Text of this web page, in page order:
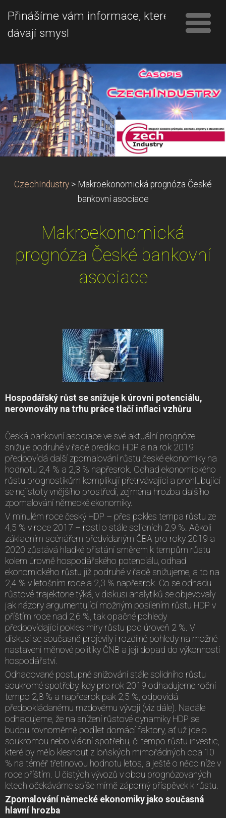
Přinášíme vám informace, které
dávají smysl
CzechIndustry > Makroekonomická prognóza České
bankovní asociace
Makroekonomická
prognóza České bankovní
asociace
Hospodářský růst se snižuje k úrovni potenciálu,
nerovnováhy na trhu práce tlačí inflaci vzhůru
Česká bankovní asociace ve své aktuální prognóze
snižuje podruhé v řadě predikci HDP a na rok 2019
předpovídá další zpomalování růstu české ekonomiky na
hodnotu 2,4 % a 2,3 % napřesrok. Odhad ekonomického
růstu prognostikům komplikují přetrvávající a prohlubující
se nejistoty vnějšího prostředí, zejména hrozba dalšího
zpomalování německé ekonomiky.
V minulém roce český HDP – přes pokles tempa růstu ze
4,5 % v roce 2017 – rostl o stále solidních 2,9 %. Ačkoli
základním scénářem předvídaným ČBA pro roky 2019 a
2020 zůstává hladké přistání směrem k tempům růstu
kolem úrovně hospodářského potenciálu, odhad
ekonomického růstu již podruhé v řadě snižujeme, a to na
2,4 % v letošním roce a 2,3 % napřesrok. Co se odhadu
růstové trajektorie týká, v diskusi analytiků se objevovaly
jak názory argumentující možným posílením růstu HDP v
příštím roce nad 2,6 %, tak opačné pohledy
předpovídající pokles míry růstu pod úroveň 2 %. V
diskusi se současně projevily i rozdílné pohledy na možné
nastavení měnové politiky ČNB a její dopad do výkonnosti
hospodářství.
Odhadované postupné snižování stále solidního růstu
soukromé spotřeby, kdy pro rok 2019 odhadujeme roční
tempo 2,8 % a napřesrok pak 2,5 %, odpovídá
předpokládanému mzdovému vývoji (viz dále). Nadále
odhadujeme, že na snížení růstové dynamiky HDP se
budou rovnoměrně podílet domácí faktory, ať už jde o
soukromou nebo vládní spotřebu, či tempo růstu investic,
které by mělo klesnout z loňských mimořádných cca 10
% na téměř třetinovou hodnotu letos, a ještě o něco níže v
roce příštím. U čistých vývozů v obou prognózovaných
letech očekáváme spíše mírně záporný příspěvek k růstu.
Zpomalování německé ekonomiky jako současná
hlavní hrozba